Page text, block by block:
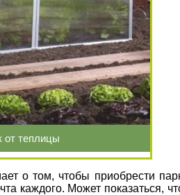
от теплицы
о том, чтобы приобрести
каждого. Может показаться,